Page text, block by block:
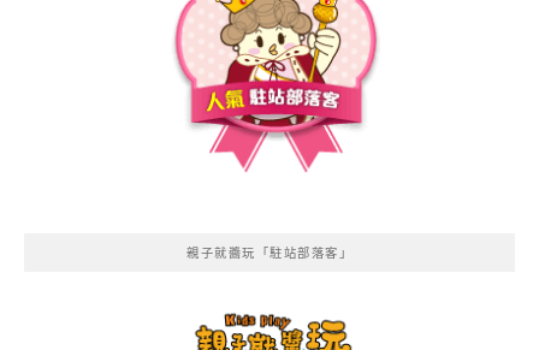
親子就醬玩「駐站部落客」